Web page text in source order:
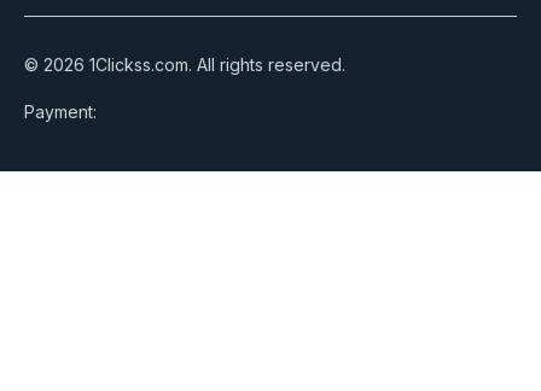
© 2026 1Clickss.com. All rights reserved.
Payment: